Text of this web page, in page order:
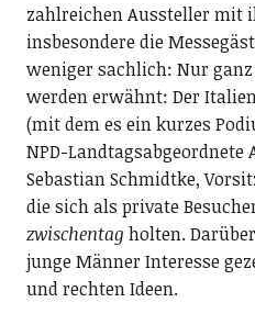
zahlreichen Aussteller mit
insbesondere die
weniger sachlich: Nur
werden erwähnt: Der
(mit dem es ein kurzes
NPD-Landtagsabgeordnete
Sebastian Schmidtke,
die sich als private
zwischentag holten.
junge Männer Interesse
und rechten Ideen.